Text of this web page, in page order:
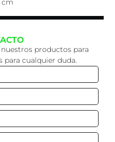
cm
productos para
para cualquier duda.